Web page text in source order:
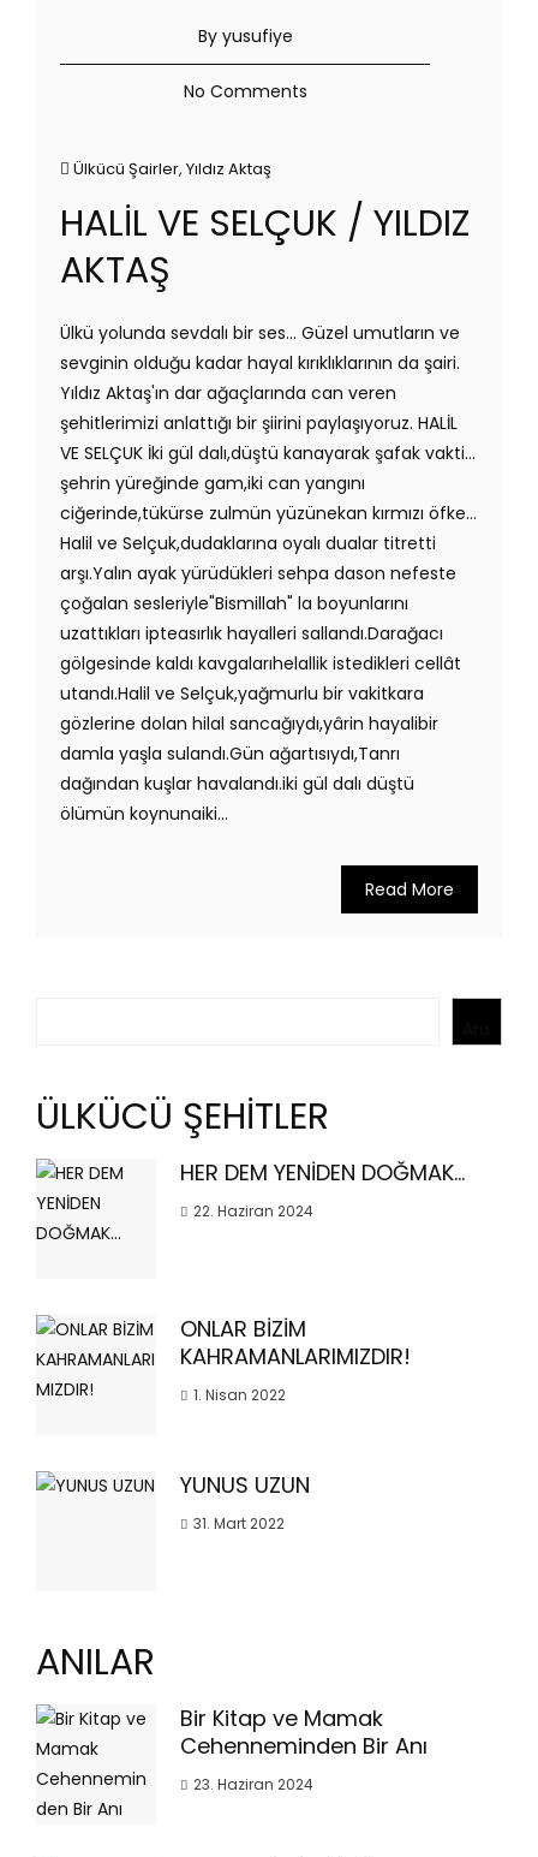
By yusufiye
No Comments
Ülkücü Şairler, Yıldız Aktaş
HALİL VE SELÇUK / YILDIZ
AKTAŞ
Ülkü yolunda sevdalı bir ses… Güzel umutların ve
sevginin olduğu kadar hayal kırıklıklarının da şairi.
Yıldız Aktaş'ın dar ağaçlarında can veren
şehitlerimizi anlattığı bir şiirini paylaşıyoruz. HALİL
VE SELÇUK İki gül dalı,düştü kanayarak şafak vakti…
şehrin yüreğinde gam,iki can yangını
ciğerinde,tükürse zulmün yüzünekan kırmızı öfke…
Halil ve Selçuk,dudaklarına oyalı dualar titretti
arşı.Yalın ayak yürüdükleri sehpa dason nefeste
çoğalan sesleriyle"Bismillah" la boyunlarını
uzattıkları ipteasırlık hayalleri sallandı.Darağacı
gölgesinde kaldı kavgalarıhelallik istedikleri cellât
utandı.Halil ve Selçuk,yağmurlu bir vakitkara
gözlerine dolan hilal sancağıydı,yârin hayalibir
damla yaşla sulandı.Gün ağartısıydı,Tanrı
dağından kuşlar havalandı.iki gül dalı düştü
ölümün koynunaiki...
Read More
ÜLKÜCÜ ŞEHİTLER
HER DEM YENİDEN DOĞMAK…
22. Haziran 2024
ONLAR BİZİM
KAHRAMANLARIMIZDIR!
1. Nisan 2022
YUNUS UZUN
31. Mart 2022
ANILAR
Bir Kitap ve Mamak
Cehenneminden Bir Anı
23. Haziran 2024